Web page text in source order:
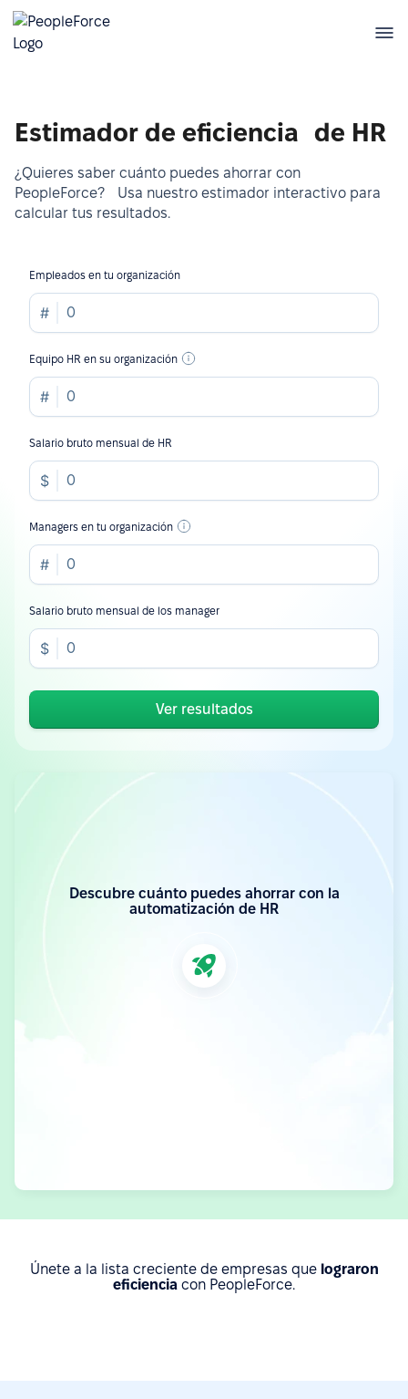
Estimador de eficiencia de HR
¿Quieres saber cuánto puedes ahorrar con
PeopleForce? Usa nuestro estimador interactivo para
calcular tus resultados.
Empleados en tu organización
Equipo HR en su organización
Salario bruto mensual de HR
Managers en tu organización
Salario bruto mensual de los manager
Ver resultados
Descubre cuánto puedes ahorrar con la
automatización de HR
Únete a la lista creciente de empresas que lograron
eficiencia con PeopleForce.